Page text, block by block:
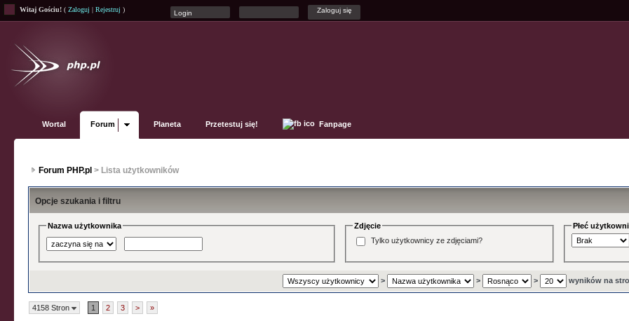
Witaj Gościu! ( Zaloguj | Rejestruj )
Wortal Forum Planeta Przetestuj się! Fanpage
Forum PHP.pl > Lista użytkowników
Opcje szukania i filtru
Nazwa użytkownika
Zdjęcie
Tylko użytkownicy ze zdjęciami?
Płeć
> > > wyników na
4158 Stron 1 2 3 > »